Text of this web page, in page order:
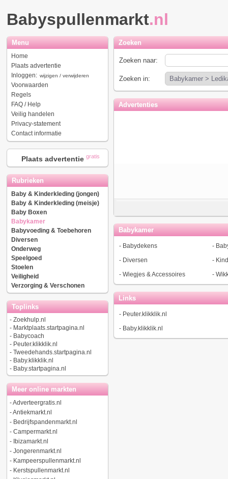
Babyspullenmarkt.nl
Menu
Home
Plaats advertentie
Inloggen: wijzigen / verwijderen
Voorwaarden
Regels
FAQ / Help
Veilig handelen
Privacy-statement
Contact informatie
Plaats advertentie gratis
Rubrieken
Baby & Kinderkleding (jongen)
Baby & Kinderkleding (meisje)
Baby Boxen
Babykamer
Babyvoeding & Toebehoren
Diversen
Onderweg
Speelgoed
Stoelen
Veiligheid
Verzorging & Verschonen
Toplinks
- Zoekhulp.nl
- Marktplaats.startpagina.nl
- Babycoach
- Peuter.klikklik.nl
- Tweedehands.startpagina.nl
- Baby.klikklik.nl
- Baby.startpagina.nl
Meer online markten
-Adverteergratis.nl
-Antiekmarkt.nl
- Bedrijfspandenmarkt.nl
- Campermarkt.nl
- Ibizamarkt.nl
- Jongerenmarkt.nl
- Kampeerspullenmarkt.nl
- Kerstspullenmarkt.nl
Zoeken
Zoeken naar:
Zoeken in:
Advertenties
Babykamer
- Babydekens -
- Diversen -
- Wiegjes & Accessoires -
Links
- Peuter.klikklik.nl
- Baby.klikklik.nl